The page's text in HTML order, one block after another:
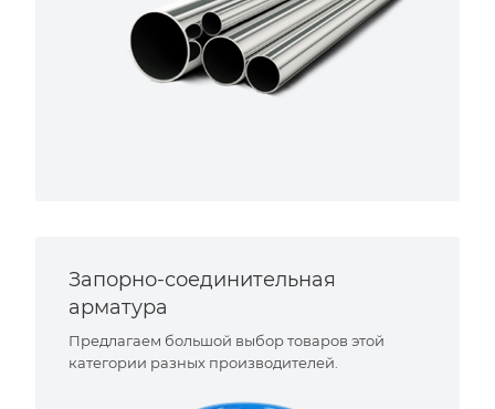
Запорно-соединительная
арматура
Предлагаем большой выбор товаров этой
категории разных производителей.